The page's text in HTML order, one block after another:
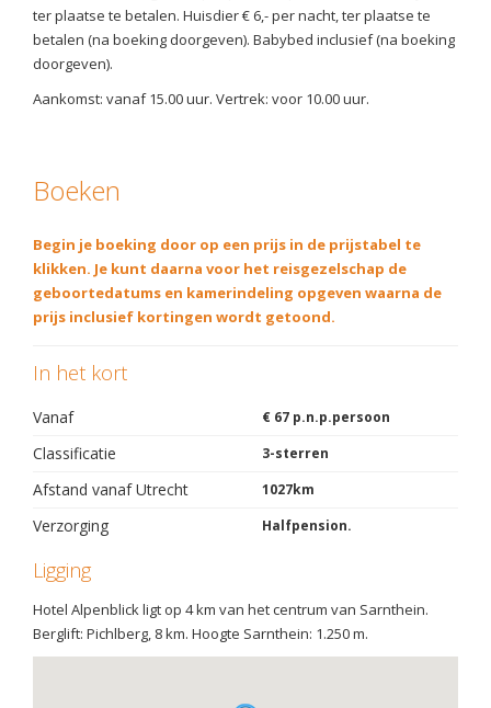
ter plaatse te betalen. Huisdier € 6,- per nacht, ter plaatse te
betalen (na boeking doorgeven). Babybed inclusief (na boeking
doorgeven).
Aankomst: vanaf 15.00 uur. Vertrek: voor 10.00 uur.
Boeken
Begin je boeking door op een prijs in de prijstabel te
klikken. Je kunt daarna voor het reisgezelschap de
geboortedatums en kamerindeling opgeven waarna de
prijs inclusief kortingen wordt getoond.
In het kort
Vanaf € 67 p.n.p.persoon
Classificatie 3-sterren
Afstand vanaf Utrecht 1027km
Verzorging Halfpension.
Ligging
Hotel Alpenblick ligt op 4 km van het centrum van Sarnthein.
Berglift: Pichlberg, 8 km. Hoogte Sarnthein: 1.250 m.